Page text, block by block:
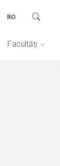
Facultăți
RO